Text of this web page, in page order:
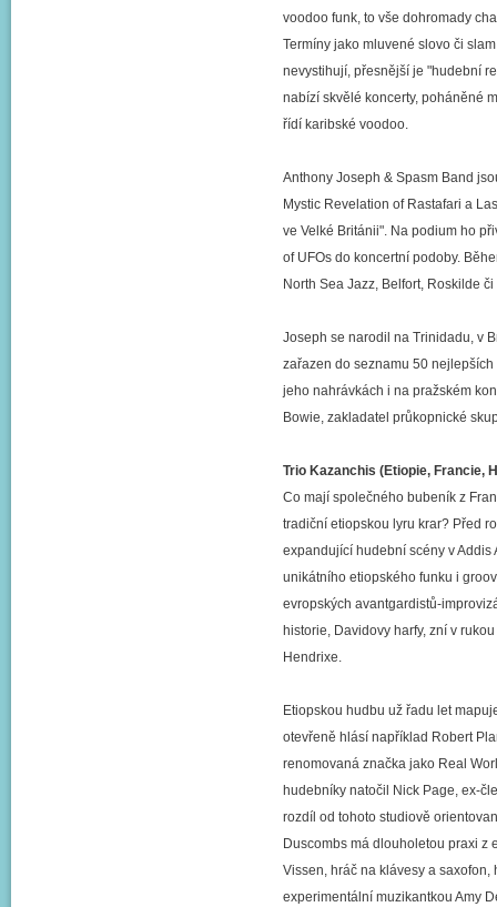
voodoo funk, to vše dohromady
Termíny jako mluvené slovo či
nevystihují, přesnější je "hudební
nabízí skvělé koncerty, poháněné
řídí karibské voodoo.
Anthony Joseph & Spasm Band
Mystic Revelation of Rastafari a
ve Velké Británii". Na podium ho
of UFOs do koncertní podoby.
North Sea Jazz, Belfort, Roskilde
Joseph se narodil na Trinidadu, v
zařazen do seznamu 50
jeho nahrávkách i na pražském
Bowie, zakladatel průkopnické
Trio Kazanchis (Etiopie, Francie,
Co mají společného bubeník z
tradiční etiopskou lyru krar? Před
expandující hudební scény v
unikátního etiopského funku i
evropských avantgardistů-
historie, Davidovy harfy, zní v
Hendrixe.
Etiopskou hudbu už řadu let
otevřeně hlásí například Robert
renomovaná značka jako Real
hudebníky natočil Nick Page, ex-
rozdíl od tohoto studiově
Duscombs má dlouholetou praxi z
Vissen, hráč na klávesy a
experimentální muzikantkou Amy